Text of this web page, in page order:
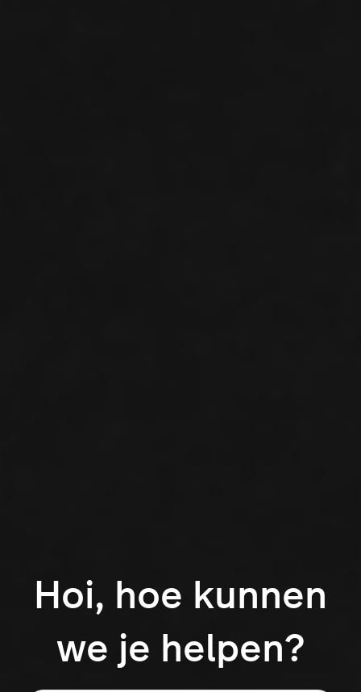
Hoi, hoe kunnen
we je helpen?